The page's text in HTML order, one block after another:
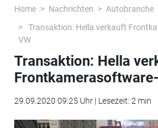
Home Nachrichten
Autobranche
Transaktion: Hella verkauft
VW
Transaktion: Hella
29.09.2020 09:25 Uhr | Lesezeit: 2 min